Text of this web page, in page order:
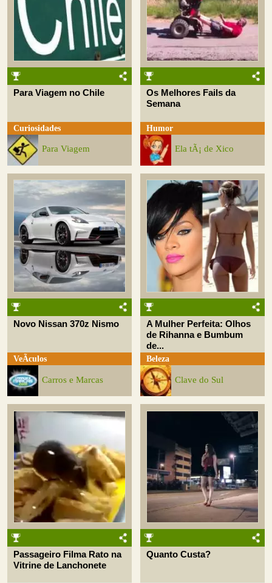
Para Viagem no Chile
Curiosidades
Para Viagem
Os Melhores Fails da
Semana
Humor
Ela tÃ¡ de Xico
Novo Nissan 370z Nismo
VeÃ­culos
Carros e Marcas
A Mulher Perfeita: Olhos
de Rihanna e Bumbum
de...
Beleza
Clave do Sul
Passageiro Filma Rato na
Vitrine de Lanchonete
Quanto Custa?